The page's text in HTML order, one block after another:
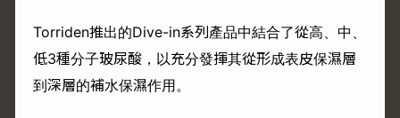
Torriden推出的Dive-in系列產品中結合了從高、中、
低3種分子玻尿酸，以充分發揮其從形成表皮保濕層
到深層的補水保濕作用。